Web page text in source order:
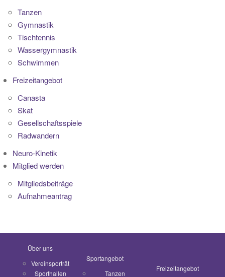
Tanzen
Gymnastik
Tischtennis
Wassergymnastik
Schwimmen
Freizeitangebot
Canasta
Skat
Gesellschaftsspiele
Radwandern
Neuro-Kinetik
Mitglied werden
Mitgliedsbeiträge
Aufnahmeantrag
Über uns
Vereinsporträt
Sporthallen
Sportangebot
Tanzen
Freizeitangebot